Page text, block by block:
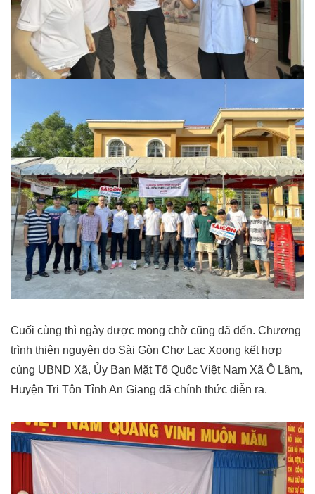
Cuối cùng thì ngày được mong chờ cũng đã đến. Chương
trình thiện nguyện do Sài Gòn Chợ Lạc Xoong kết hợp
cùng UBND Xã, Ủy Ban Mặt Tổ Quốc Việt Nam Xã Ô Lâm,
Huyện Tri Tôn Tỉnh An Giang đã chính thức diễn ra.